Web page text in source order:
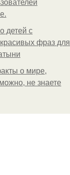
детей с
фраз для
о мире,
не знаете